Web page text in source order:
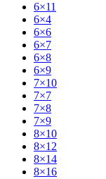
6×11
6×4
6×6
6×7
6×8
6×9
7×10
7×7
7×8
7×9
8×10
8×12
8×14
8×16